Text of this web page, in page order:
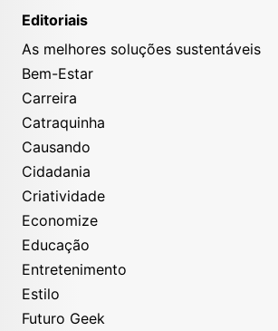
Editoriais
As melhores soluções sustentáveis
Bem-Estar
Carreira
Catraquinha
Causando
Cidadania
Criatividade
Economize
Educação
Entretenimento
Estilo
Futuro Geek